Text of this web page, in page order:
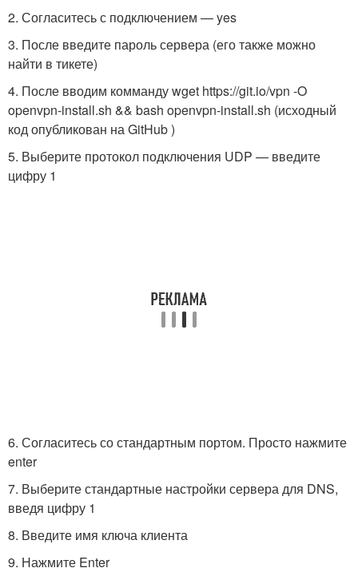
2. Согласитесь с подключением — yes
3. После введите пароль сервера (его также можно
найти в тикете)
4. После вводим комманду wget https://git.io/vpn -O
openvpn-install.sh && bash openvpn-install.sh (исходный
код опубликован на GitHub )
5. Выберите протокол подключения UDP — введите
цифру 1
6. Согласитесь со стандартным портом. Просто нажмите
enter
7. Выберите стандартные настройки сервера для DNS,
введя цифру 1
8. Введите имя ключа клиента
9. Нажмите Enter